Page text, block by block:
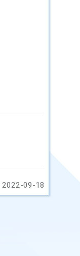
2022-09-18